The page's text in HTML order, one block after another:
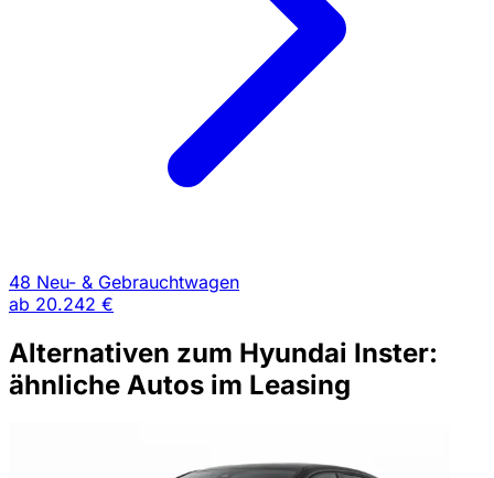
48 Neu- & Gebrauchtwagen
ab 20.242 €
Alternativen zum Hyundai Inster:
ähnliche Autos im Leasing